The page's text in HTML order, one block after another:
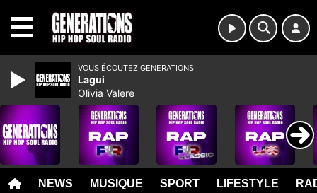
NEWS MUSIQUE SPORT LIFESTYLE
VOUS ÉCOUTEZ GENERATIONS
Lagui
Olivia Valere